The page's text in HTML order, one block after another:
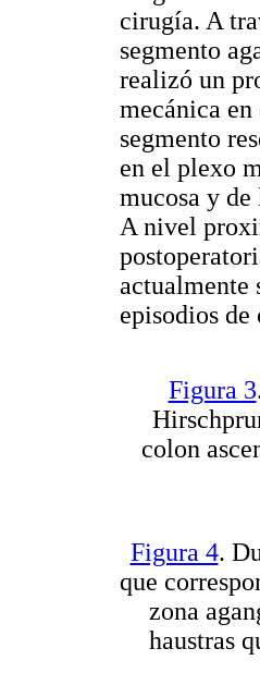
cirugía. A
segmento
realizó un
mecánica
segmento
en el plexo
mucosa y
A nivel
actualmente
episodios
Figura 3
colon
Figura 4.
que
zona
haustras